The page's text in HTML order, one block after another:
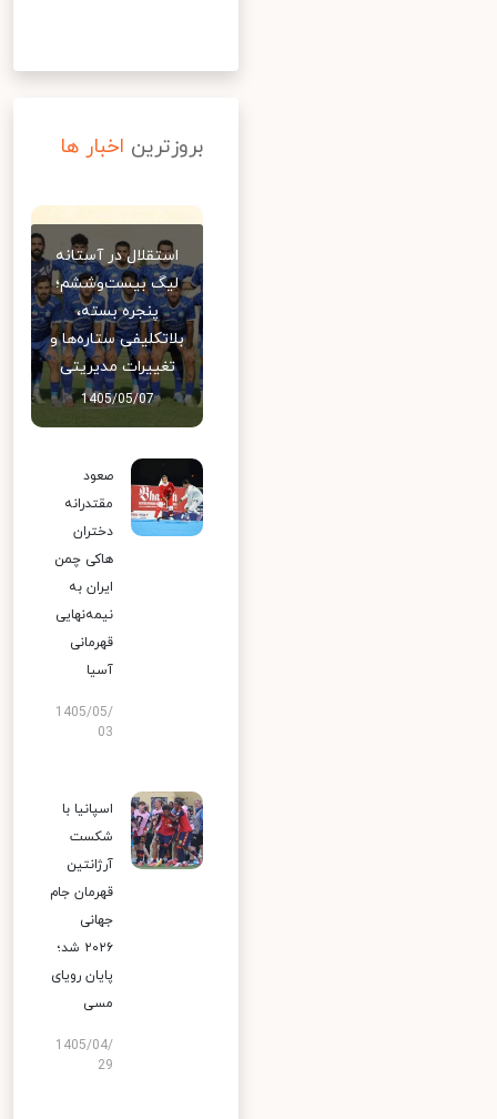
بروزترین اخبار ها
استقلال در آستانه
لیگ بیست‌وششم؛
پنجره بسته،
بلاتکلیفی ستاره‌ها و
تغییرات مدیریتی
1405/05/07
صعود
مقتدرانه
دختران
هاکی چمن
ایران به
نیمه‌نهایی
قهرمانی
آسیا
1405/05/
03
اسپانیا با
شکست
آرژانتین
قهرمان جام
جهانی
۲۰۲۶ شد؛
پایان رویای
مسی
1405/04/
29